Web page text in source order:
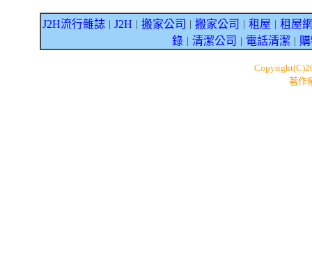
J2H流行雜誌 J2H 搬家公司 搬家公司 租屋
租屋
錄｜ 清潔公司 電話清潔
著作